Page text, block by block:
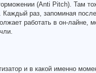
(Anti Pitch). Там
Каждый раз, запоминая
работать в он-лайне,
и в какой именно